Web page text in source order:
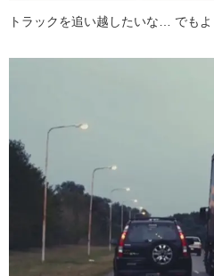
トラックを追い越したいな… でも